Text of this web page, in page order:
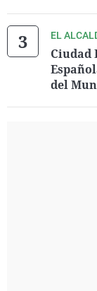
EL
Ciudad
del